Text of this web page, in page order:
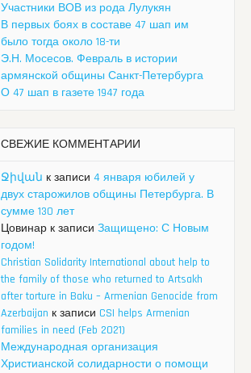
Участники ВОВ из рода Лулукян
В первых боях в составе 47 шап им
было тогда около 18-ти
Э.Н. Мосесов. Февраль в истории
армянской общины Санкт-Петербурга
О 47 шап в газете 1947 года
СВЕЖИЕ КОММЕНТАРИИ
Ջիվան к записи 4 января юбилей у
двух старожилов общины Петербурга. В
сумме 130 лет
Цовинар к записи Защищено: С Новым
годом!
Christian Solidarity International about help to
the family of those who returned to Artsakh
after torture in Baku – Armenian Genocide from
Azerbaijan к записи CSI helps Armenian
families in need (Feb 2021)
Международная организация
Христианской солидарности о помощи